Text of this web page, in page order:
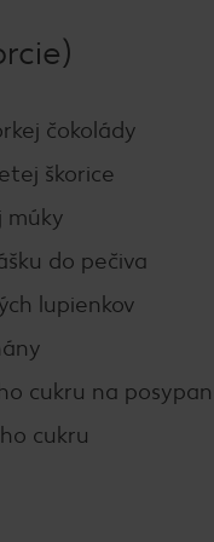
čokolády
škorice
múky
do pečiva
lupienkov
cukru na
cukru